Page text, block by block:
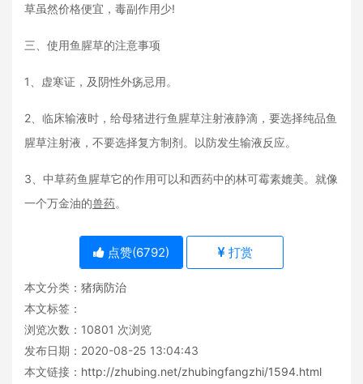
草虽然价格便宜，毒副作用少!
三、使用鱼腥草的注意事项
1、虚寒证，及阴性外疡忌用。
2、临床输液时，给母猪进行鱼腥草注射液静滴，要选择纯品鱼
腥草注射液，不要选择复方制剂。以防发生输液反应。
3、中草药鱼腥草它的作用可以和西药中的林可霉素媲美。就像
一个万金油的兽药。
点赞(6792) 打赏
本文分类： 猪病防治
本文标签：
浏览次数： 10801 次浏览
发布日期：2020-08-25 13:04:43
本文链接： http://zhubing.net/zhubingfangzhi/1594.html